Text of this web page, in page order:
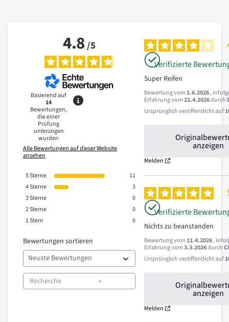
4.8/5
Basierend auf
14
Bewertungen,
die einer
Prüfung
unterzogen
wurden
Alle Bewertungen auf dieser Website
ansehen
5Sterne
11
4Sterne
3
3Sterne
0
2Sterne
0
1Stern 0
Bewertungen sortieren
Verifizierte
Super Reifen
Bewertung vom1.6.2026,
Erfahrung vom22.4.2026durch
Ursprünglich veröffentlicht auf
anzeigen
Melden
Verifizierte
Nichts zu beanstanden
Bewertung vom11.4.2026,
Erfahrung vom3.3.2026durch
Ursprünglich veröffentlicht auf
anzeigen
Melden